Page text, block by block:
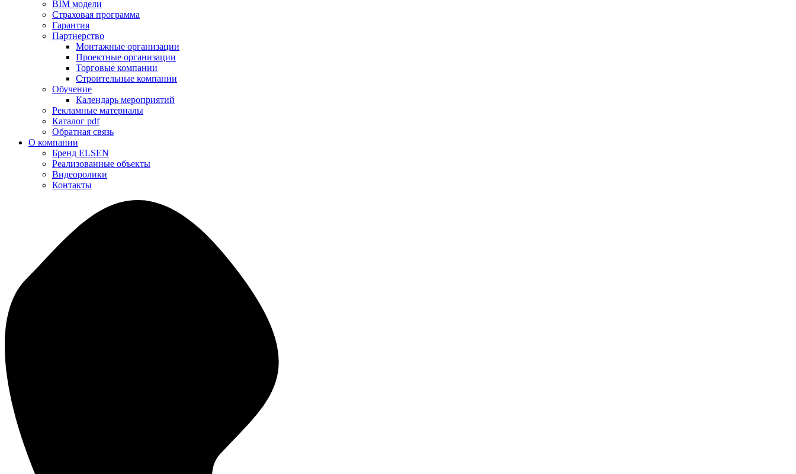
BIM модели
Страховая программа
Гарантия
Партнерство
Монтажные организации
Проектные организации
Торговые компании
Строительные компании
Обучение
Календарь мероприятий
Рекламные материалы
Каталог pdf
Обратная связь
О компании
Бренд ELSEN
Реализованные объекты
Видеоролики
Контакты